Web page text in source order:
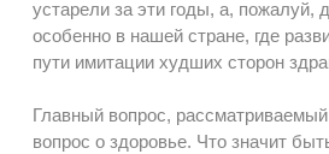
устарели за эти годы, а, пожалуй,
особенно в нашей стране, где
пути имитации худших сторон
Главный вопрос,
вопрос о здоровье. Что значит